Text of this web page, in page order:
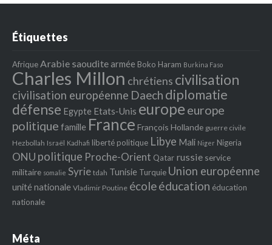
Étiquettes
AfriqueArabie saoudite armée Boko Haram Burkina Faso
Charles Millon chrétiens civilisation
civilisation européenne Daech diplomatie
défense Egypte Etats‐Unis europeeurope
politique famille France François Hollande guerre civile
Hezbollah Israël Kadhafi liberté politique Libye Mali Niger Nigeria
ONU politique Proche-Orient Qatar russie service
militaire somalie Syrie tdah Tunisie Turquie Union européenne
unité nationale Vladimir Poutine écoleéducation éducation
nationale
Méta